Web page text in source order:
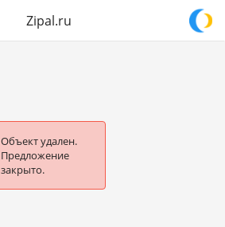
Zipal.ru
Объект удален.
Предложение
закрыто.